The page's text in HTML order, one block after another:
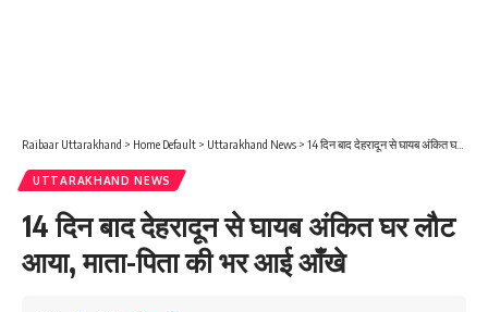
Raibaar Uttarakhand > Home Default > Uttarakhand News > 14 दिन बाद देहरादून से घायब अंकित घर लौट आया, माता-पिता की भर आई आँखे
UTTARAKHAND NEWS
14 दिन बाद देहरादून से घायब अंकित घर लौट
आया, माता-पिता की भर आई आँखे